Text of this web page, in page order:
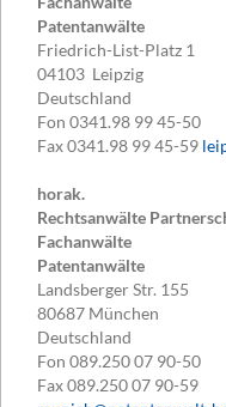
Patentanwälte
Friedrich-List-Platz 1
04103 Leipzig
Deutschland
Fon 0341.98 99 45-50
Fax0341.98 99 45-59
horak.
Rechtsanwälte
Fachanwälte
Patentanwälte
Landsberger Str. 155
80687 München
Deutschland
Fon 089.250 07 90-50
Fax089.250 07 90-59